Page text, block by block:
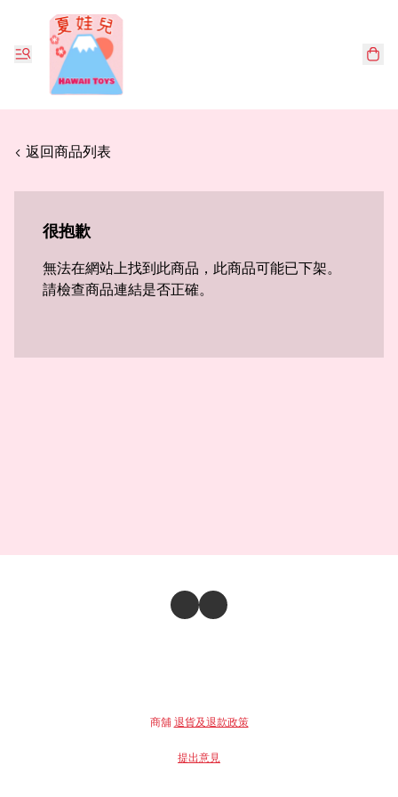
< 返回商品列表
很抱歉
無法在網站上找到此商品，此商品可能已下架。
請檢查商品連結是否正確。
商舖 退貨及退款政策
提出意見